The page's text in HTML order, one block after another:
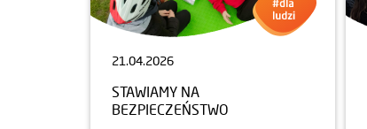
21.04.2026
STAWIAMY NA
BEZPIECZEŃSTWO